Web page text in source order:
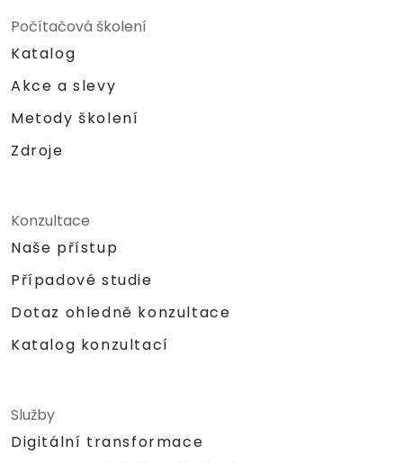
Počítačová školení
Katalog
Akce a slevy
Metody školení
Zdroje
Konzultace
Naše přístup
Případové studie
Dotaz ohledně konzultace
Katalog konzultací
Služby
Digitální transformace